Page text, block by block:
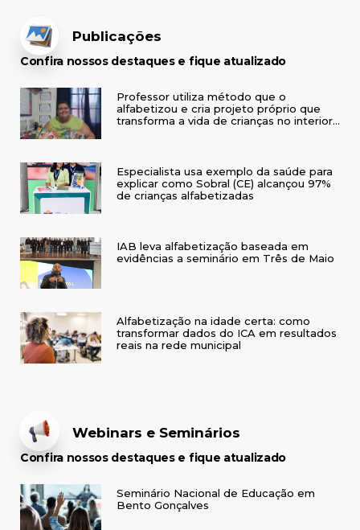
Publicações
Confira nossos destaques e fique atualizado
Professor utiliza método que o
alfabetizou e cria projeto próprio que
transforma a vida de crianças no interior
Especialista usa exemplo da saúde para
explicar como Sobral (CE) alcançou 97%
de crianças alfabetizadas
IAB leva alfabetização baseada em
evidências a seminário em Três de Maio
Alfabetização na idade certa: como
transformar dados do ICA em resultados
reais na rede municipal
Webinars e Seminários
Confira nossos destaques e fique atualizado
Seminário Nacional de Educação em
Bento Gonçalves